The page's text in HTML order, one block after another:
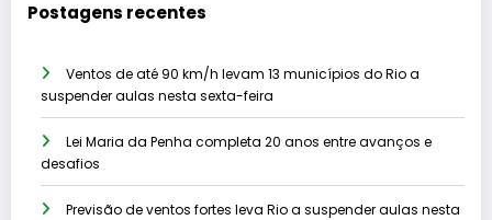
Postagens recentes
Ventos de até 90 km/h levam 13 municípios do Rio a
suspender aulas nesta sexta-feira
Lei Maria da Penha completa 20 anos entre avanços e
desafios
Previsão de ventos fortes leva Rio a suspender aulas nesta